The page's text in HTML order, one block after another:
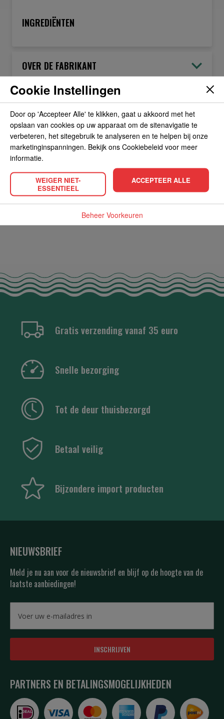
INGREDIËNTEN
OVER DE FABRIKANT
ALLERGIEËN
OVERIGE INFORMATIE
POPULAIRE PRODUCTEN
Gratis verzending vanaf 35 euro
Snelle bezorging
Tot de deur thuisbezorgd
Betaal veilig
Bijzondere import producten
NIEUWSBRIEF
Meld je nu aan voor de nieuwsbrief en blijf op de hoogte van de
laatste aanbiedingen!
INSCHRIJVEN
PARTNERS EN BETALINGSMOGELIJKHEDEN
Cookie Instellingen
Door op 'Accepteer Alle' te klikken, gaat u akkoord met het
opslaan van cookies op uw apparaat om de sitenavigatie te
verbeteren, het sitegebruik te analyseren en te helpen bij onze
marketinginspanningen. Bekijk ons Cookiebeleid voor meer
informatie.
WEIGER NIET-
ESSENTIEEL
ACCEPTEER ALLE
Beheer Voorkeuren